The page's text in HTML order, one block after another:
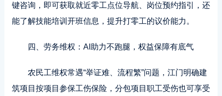
键咨询，即可获取就近零工点位导航、岗位预约指引，还
能了解技能培训开班信息，提升打零工的议价能力。
四、劳务维权：AI助力不跑腿，权益保障有底气
农民工维权常遇“举证难、流程繁”问题，江门明确建
筑项目按项目参保工伤保险，分包项目职工受伤也可享受